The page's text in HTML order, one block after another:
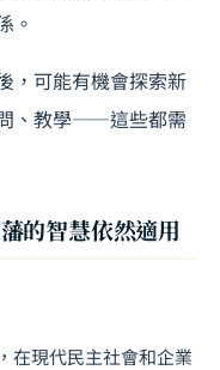
。
，可能有機會探索新
、教學——這些都需
的智慧依然適用
在現代民主社會和企業